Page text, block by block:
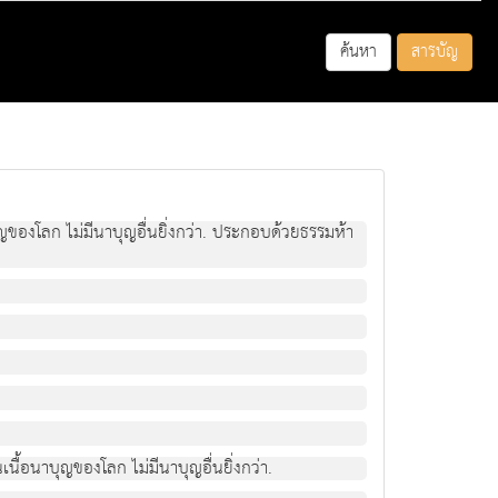
ค้นหา สารบัญ
งโลก ไม่มีนาบุญอื่นยิ่งกว่า. ประกอบด้วยธรรมห้า
นื้อนาบุญของโลก ไม่มีนาบุญอื่นยิ่งกว่า.